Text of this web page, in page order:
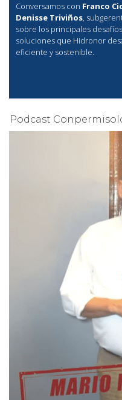
Conversamos con Franco
Denisse Triviños,
sobre los principales
soluciones que Hidronor
eficiente y sostenible.
Podcast